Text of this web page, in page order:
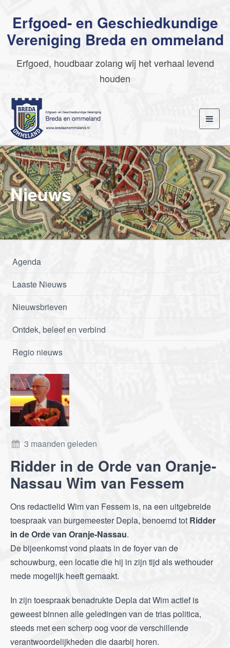
Erfgoed- en Geschiedkundige
Vereniging Breda en ommeland
Erfgoed, houdbaar zolang wij het verhaal levend
houden
Nieuws
Agenda
Laaste Nieuws
Nieuwsbrieven
Ontdek, beleef en verbind
Regio nieuws
3 maanden geleden
Ridder in de Orde van Oranje-
Nassau Wim van Fessem
Ons redactielid Wim van Fessem is, na een uitgebreide
toespraak van burgemeester Depla, benoemd tot Ridder
in de Orde van Oranje-Nassau.
De bijeenkomst vond plaats in de foyer van de
schouwburg, een locatie die hij in zijn tijd als wethouder
mede mogelijk heeft gemaakt.
In zijn toespraak benadrukte Depla dat Wim actief is
geweest binnen alle geledingen van de trias politica,
steeds met een scherp oog voor de verschillende
verantwoordelijkheden die daarbij horen.